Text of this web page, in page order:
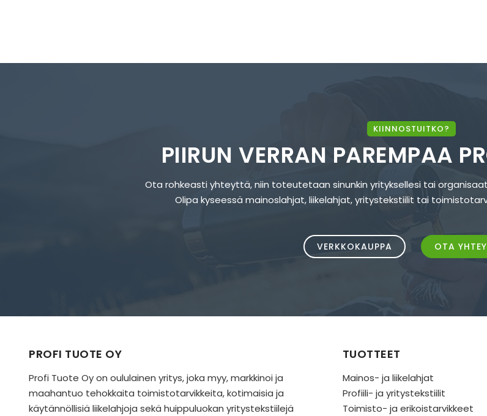
KIINNOSTUITKO?
PIIRUN VERRAN PAREMPAA
Ota rohkeasti yhteyttä, niin toteutetaan sinunkin yrityksellesi tai
Olipa kyseessä mainoslahjat, liikelahjat, yritystekstiilit tai
VERKKOKAUPPA OTA
PROFI TUOTE OY
Profi Tuote Oy on oululainen yritys, joka myy, markkinoi ja
maahantuo tehokkaita toimistotarvikkeita, kotimaisia ja
käytännöllisiä liikelahjoja sekä huippuluokan yritystekstiilejä
TUOTTEET
Mainos- ja liikelahjat
Profiili- ja yritystekstiilit
Toimisto- ja erikoistarvikkeet